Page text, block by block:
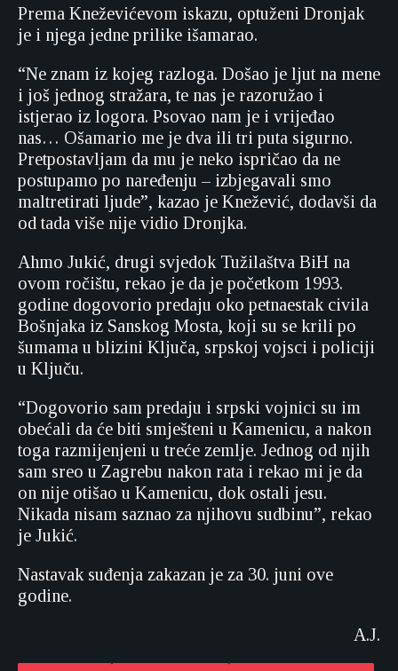
Prema Kneževićevom iskazu, optuženi Dronjak
je i njega jedne prilike išamarao.
“Ne znam iz kojeg razloga. Došao je ljut na mene
i još jednog stražara, te nas je razoružao i
istjerao iz logora. Psovao nam je i vrijeđao
nas… Ošamario me je dva ili tri puta sigurno.
Pretpostavljam da mu je neko ispričao da ne
postupamo po naređenju – izbjegavali smo
maltretirati ljude”, kazao je Knežević, dodavši da
od tada više nije vidio Dronjka.
Ahmo Jukić, drugi svjedok Tužilaštva BiH na
ovom ročištu, rekao je da je početkom 1993.
godine dogovorio predaju oko petnaestak civila
Bošnjaka iz Sanskog Mosta, koji su se krili po
šumama u blizini Ključa, srpskoj vojsci i policiji
u Ključu.
“Dogovorio sam predaju i srpski vojnici su im
obećali da će biti smješteni u Kamenicu, a nakon
toga razmijenjeni u treće zemlje. Jednog od njih
sam sreo u Zagrebu nakon rata i rekao mi je da
on nije otišao u Kamenicu, dok ostali jesu.
Nikada nisam saznao za njihovu sudbinu”, rekao
je Jukić.
Nastavak suđenja zakazan je za 30. juni ove
godine.
A.J.